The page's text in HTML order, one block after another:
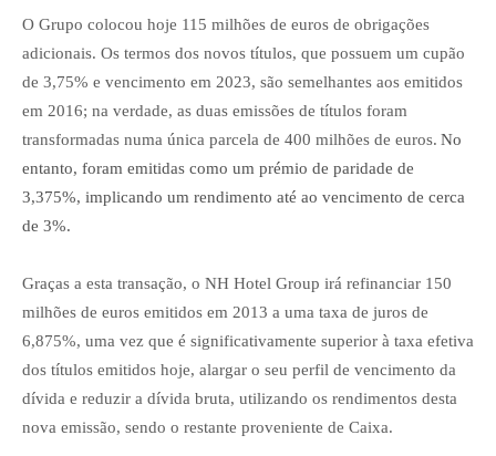
O Grupo colocou hoje 115 milhões de euros de obrigações
adicionais. Os termos dos novos títulos, que possuem um cupão
de 3,75% e vencimento em 2023, são semelhantes aos emitidos
em 2016; na verdade, as duas emissões de títulos foram
transformadas numa única parcela de 400 milhões de euros. No
entanto, foram emitidas como um prémio de paridade de
3,375%, implicando um rendimento até ao vencimento de cerca
de 3%.
Graças a esta transação, o NH Hotel Group irá refinanciar 150
milhões de euros emitidos em 2013 a uma taxa de juros de
6,875%, uma vez que é significativamente superior à taxa efetiva
dos títulos emitidos hoje, alargar o seu perfil de vencimento da
dívida e reduzir a dívida bruta, utilizando os rendimentos desta
nova emissão, sendo o restante proveniente de Caixa.